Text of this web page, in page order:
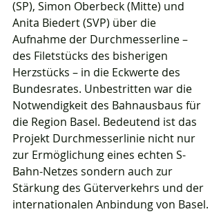
(SP), Simon Oberbeck (Mitte) und
Anita Biedert (SVP) über die
Aufnahme der Durchmesserline –
des Filetstücks des bisherigen
Herzstücks – in die Eckwerte des
Bundesrates. Unbestritten war die
Notwendigkeit des Bahnausbaus für
die Region Basel. Bedeutend ist das
Projekt Durchmesserlinie nicht nur
zur Ermöglichung eines echten S-
Bahn-Netzes sondern auch zur
Stärkung des Güterverkehrs und der
internationalen Anbindung von Basel.